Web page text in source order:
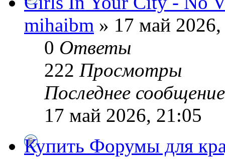
mihaibm » 17 май
0 Ответы
222 Просмотры
Последнее
17 май 2026, 21:05
Купить Форумы для